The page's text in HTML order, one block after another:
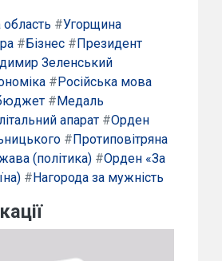
область #Угорщина
#Бізнес #Президент
Зеленський
#Російська мова
#Медаль
апарат #Орден
#Протиповітряна
(політика) #Орден «За
#Нагорода за мужність